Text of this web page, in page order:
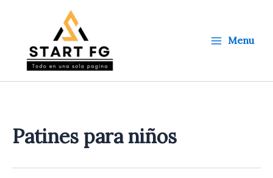
Menu
Patines para niños